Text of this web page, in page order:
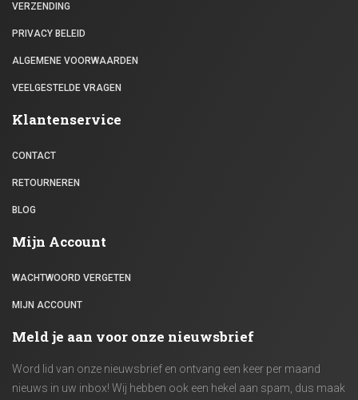
VERZENDING
PRIVACY BELEID
ALGEMENE VOORWAARDEN
VEELGESTELDE VRAGEN
Klantenservice
CONTACT
RETOURNEREN
BLOG
Mijn Account
WACHTWOORD VERGETEN
MIJN ACCOUNT
Meld je aan voor onze nieuwsbrief
Word lid van onze nieuwsbrief en ontvang een keer per maand
nieuws in uw inbox! Wij hebben ook een hekel aan spam, dus maak